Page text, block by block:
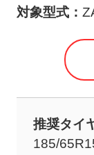
対象型式：
推奨タイ
185/